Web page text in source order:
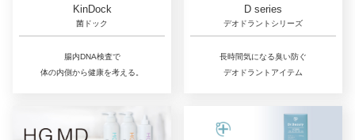
KinDock
菌ドック
腸内DNA検査で
体の内側から健康を考える。
D series
デオドラントシリーズ
長時間気になる臭い防ぐ
デオドラントアイテム